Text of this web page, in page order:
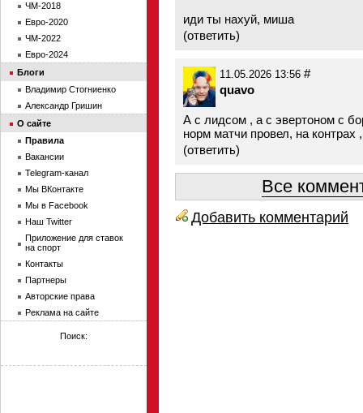
иди ты нахуй, миша
(ответить)
11.05.2026 13:56 #
quavo
А с лидсом , а с эвертоном с
норм матчи провел, на контрах
(ответить)
Все
Добавить комментарий
ЧМ-2018
Евро-2020
ЧМ-2022
Евро-2024
Блоги
Владимир Стогниенко
Александр Гришин
О сайте
Правила
Вакансии
Telegram-канал
Мы ВКонтакте
Мы в Facebook
Наш Twitter
Приложение для ставок
на спорт
Контакты
Партнеры
Авторские права
Реклама на сайте
Поиск: